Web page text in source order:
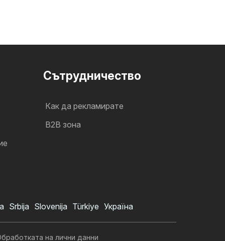
Cътрудничество
Как да рекламирате
B2B зона
Srbija Slovenija Türkiye Україна
на лични данни